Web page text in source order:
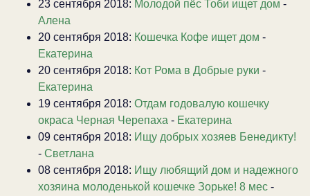
23 сентября 2018: Молодой пёс Тоби ищет дом -
Алена
20 сентября 2018: Кошечка Кофе ищет дом -
Екатерина
20 сентября 2018: Кот Рома в Добрые руки -
Екатерина
19 сентября 2018: Отдам годовалую кошечку
окраса Черная Черепаха - Екатерина
09 сентября 2018: Ищу добрых хозяев Бенедикту!
- Светлана
08 сентября 2018: Ищу любящий дом и надежного
хозяина молоденькой кошечке Зорьке! 8 мес -